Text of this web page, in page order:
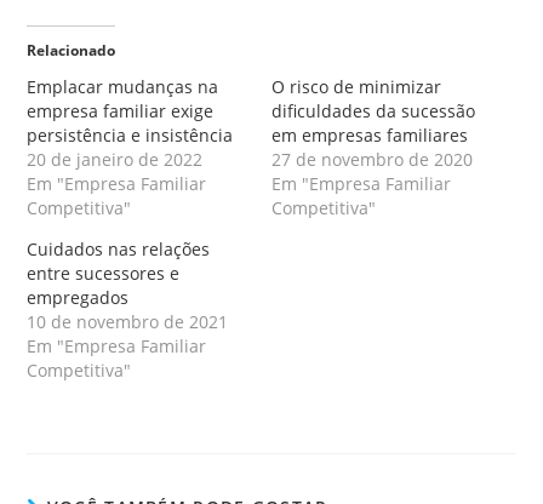
Relacionado
Emplacar mudanças na
empresa familiar exige
persistência e insistência
20 de janeiro de 2022
Em "Empresa Familiar
Competitiva"
O risco de minimizar
dificuldades da sucessão
em empresas familiares
27 de novembro de 2020
Em "Empresa Familiar
Competitiva"
Cuidados nas relações
entre sucessores e
empregados
10 de novembro de 2021
Em "Empresa Familiar
Competitiva"